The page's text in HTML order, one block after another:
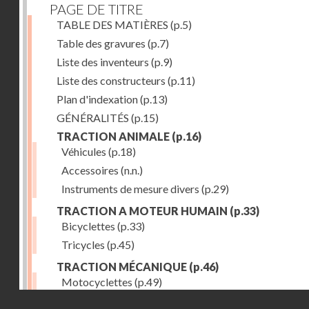
PAGE DE TITRE
TABLE DES MATIÈRES (p.5)
Table des gravures (p.7)
Liste des inventeurs (p.9)
Liste des constructeurs (p.11)
Plan d'indexation(p.13)
GÉNÉRALITÉS (p.15)
TRACTION ANIMALE (p.16)
Véhicules (p.18)
Accessoires (n.n.)
Instruments de mesure divers (p.29)
TRACTION A MOTEUR HUMAIN (p.33)
Bicyclettes (p.33)
Tricycles (p.45)
TRACTION MÉCANIQUE (p.46)
Motocyclettes (p.49)